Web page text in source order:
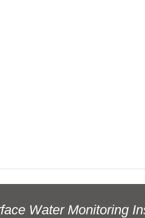
Water Monitoring